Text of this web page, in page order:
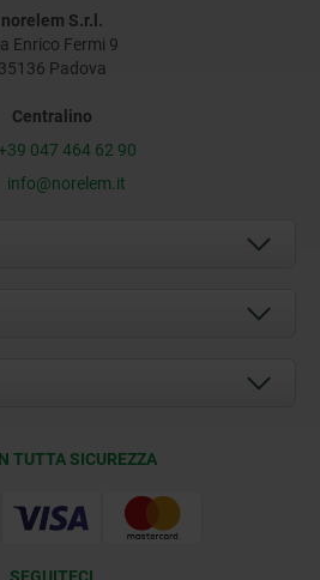
norelem S.r.l.
Enrico Fermi 9
35136 Padova
Centralino
047 464 62 90
info@norelem.it
TUTTA SICUREZZA